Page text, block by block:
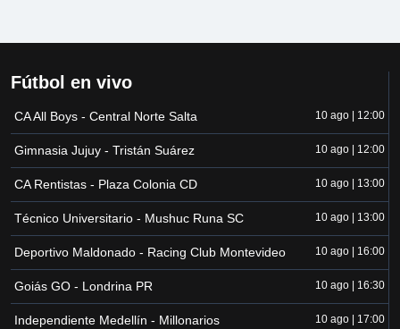
Fútbol en vivo
CA All Boys - Central Norte Salta 10 ago | 12:00
Gimnasia Jujuy - Tristán Suárez 10 ago | 12:00
CA Rentistas - Plaza Colonia CD 10 ago | 13:00
Técnico Universitario - Mushuc Runa SC 10 ago | 13:00
Deportivo Maldonado - Racing Club Montevideo 10 ago | 16:00
Goiás GO - Londrina PR 10 ago | 16:30
Independiente Medellín - Millonarios 10 ago | 17:00